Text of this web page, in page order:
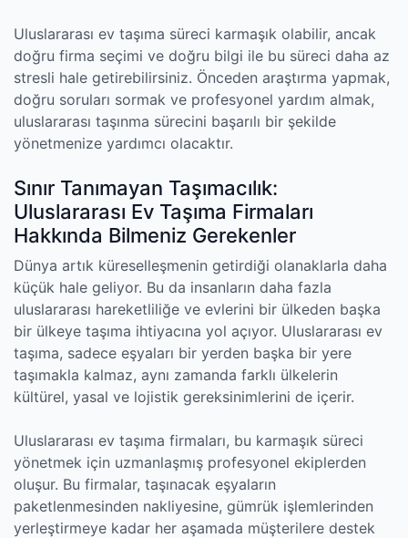
Uluslararası ev taşıma süreci karmaşık olabilir, ancak
doğru firma seçimi ve doğru bilgi ile bu süreci daha az
stresli hale getirebilirsiniz. Önceden araştırma yapmak,
doğru soruları sormak ve profesyonel yardım almak,
uluslararası taşınma sürecini başarılı bir şekilde
yönetmenize yardımcı olacaktır.
Sınır Tanımayan Taşımacılık:
Uluslararası Ev Taşıma Firmaları
Hakkında Bilmeniz Gerekenler
Dünya artık küreselleşmenin getirdiği olanaklarla daha
küçük hale geliyor. Bu da insanların daha fazla
uluslararası hareketliliğe ve evlerini bir ülkeden başka
bir ülkeye taşıma ihtiyacına yol açıyor. Uluslararası ev
taşıma, sadece eşyaları bir yerden başka bir yere
taşımakla kalmaz, aynı zamanda farklı ülkelerin
kültürel, yasal ve lojistik gereksinimlerini de içerir.
Uluslararası ev taşıma firmaları, bu karmaşık süreci
yönetmek için uzmanlaşmış profesyonel ekiplerden
oluşur. Bu firmalar, taşınacak eşyaların
paketlenmesinden nakliyesine, gümrük işlemlerinden
yerleştirmeye kadar her aşamada müşterilere destek